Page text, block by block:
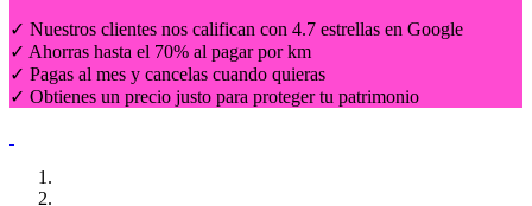
✓ Nuestros clientes nos califican con 4.7 estrellas en Google
✓ Ahorras hasta el 70% al pagar por km
✓ Pagas al mes y cancelas cuando quieras
✓ Obtienes un precio justo para proteger tu patrimonio